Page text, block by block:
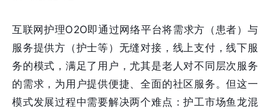
互联网护理O2O即通过网络平台将需求方（患者）与
服务提供方（护士等）无缝对接，线上支付，线下服
务的模式，满足了用户，尤其是老人对不同层次服务
的需求，为用户提供便捷、全面的社区服务。但这一
模式发展过程中需要解决两个难点：护工市场鱼龙混